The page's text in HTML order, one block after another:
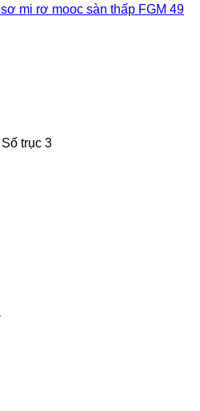
sơ mi rơ mooc sàn thấp FGM 49
Số trục 3